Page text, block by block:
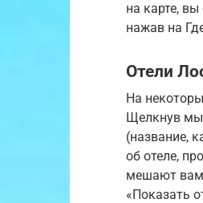
на карте,
нажав на
Отели
На
Щелкнув
(название,
об отеле,
мешают вам
«Показать